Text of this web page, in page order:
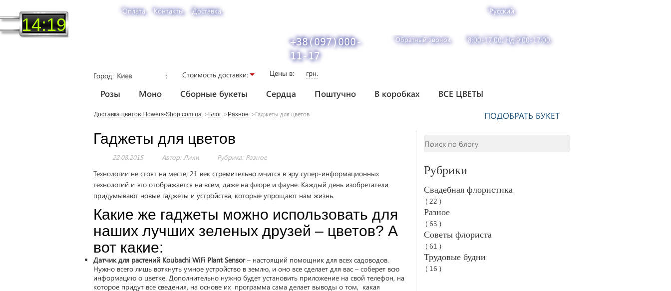
14:19
Оплата Контакты Доставка Русский
+38(097)000-
11-17
Обратный звонок 8:00-17:00, Нд 9:00-17:00
Город Стоимость доставки: Цены в: грн.
Розы Моно Сборные букеты Сердца Поштучно В коробках
ВСЕ ЦВЕТЫ
ПОДОБРАТЬ БУКЕТ
Доставка цветов Flowers-Shop.com.ua Блог Разное Гаджеты для цветов
Гаджеты для цветов
22.08.2015 Автор: Лили Рубрика: Разное
Технологии не стоят на месте, 21 век стремительно мчится в эру супер-информационных
технологий и это отображается на всем, даже на флоре и фауне. Каждый день изобретатели
придумывают новые гаджеты и устройства, которые упрощают нам жизнь.
Какие же гаджеты можно использовать для
наших лучших зеленых друзей – цветов? А
вот какие:
Датчик для растений Koubachi WiFi Plant Sensor– настоящий помощник для всех садоводов.
Нужно всего лишь воткнуть умное устройство в землю, и оно все сделает для вас – соберет всю
информацию о цветке. Дополнительно нужно будет установить приложение на свой телефон, на
которое придут все сведения, на основе их программа сама делает выводы о том, какая
Рубрики
Свадебная флористика
( 22 )
Разное
( 63 )
Советы флориста
( 61 )
Трудовые будни
( 16 )